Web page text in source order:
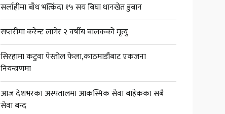
सर्लाहीमा बाँध भत्किँदा १५ सय बिघा धानखेत डुबान
सप्तरीमा करेन्ट लागेर २ वर्षीय बालकको मृत्यु
सिरहामा कटुवा पेस्तोल फेला,काठमाडौंबाट एकजना
नियन्त्रणमा
आज देशभरका अस्पतालमा आकस्मिक सेवा बाहेकका सबै
सेवा बन्द